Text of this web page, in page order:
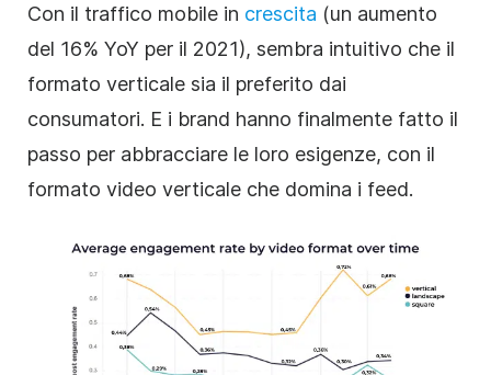
Con il traffico mobile in crescita (un aumento
del 16% YoY per il 2021), sembra intuitivo che il
formato verticale sia il preferito dai
consumatori. E i brand hanno finalmente fatto il
passo per abbracciare le loro esigenze, con il
formato video verticale che domina i feed.